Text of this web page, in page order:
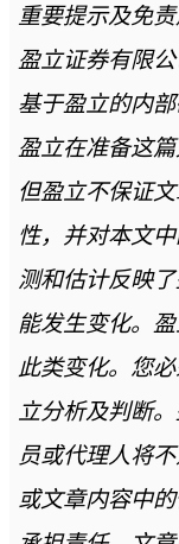
重要提示及免
盈立证券有限
基于盈立的内
盈立在准备这
但盈立不保证
性，并对本文
测和估计反映
能发生变化。
此类变化。您
立分析及判断
员或代理人将
或文章内容中